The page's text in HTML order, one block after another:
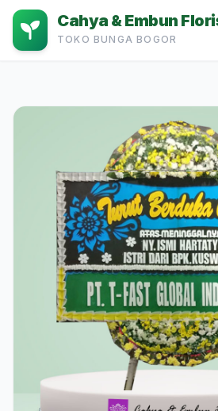
Cahya & Embun
TOKO BUNGA BOGOR